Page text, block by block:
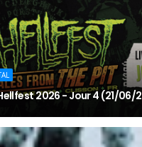
2026 - Jour 4 (21/06/